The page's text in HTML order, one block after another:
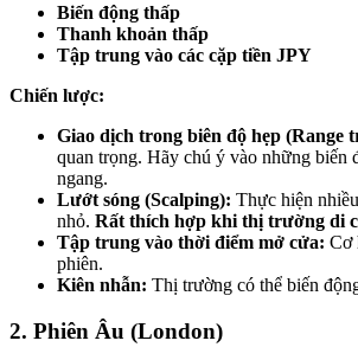
Biến động thấp
Thanh khoản thấp
Tập trung vào các cặp tiền JPY
Chiến lược:
Giao dịch trong biên độ hẹp (Range
quan trọng. Hãy chú ý vào những biến
ngang.
Lướt sóng (Scalping): Thực hiện
nhỏ. Rất thích hợp khi thị trường di
Tập trung vào thời điểm mở cửa: Cơ
phiên.
Kiên nhẫn: Thị trường có thể biến
2. Phiên Âu (London)